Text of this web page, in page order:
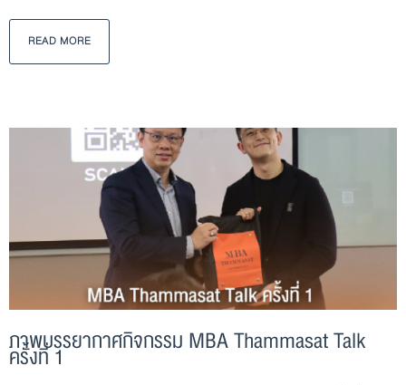
READ MORE
ภาพบรรยากาศกิจกรรม MBA Thammasat Talk
ครั้งที่ 1